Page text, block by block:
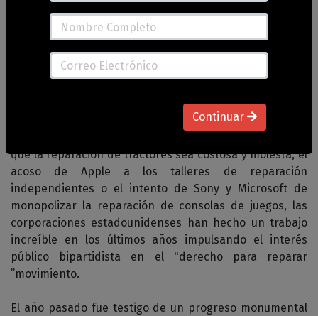
Catorce estados están explorando la legislación del
que la reparación de tractores sea costosa y molesta, el
acoso de Apple a los talleres de reparación
independientes o el intento de Sony y Microsoft de
monopolizar la reparación de consolas de juegos, las
corporaciones estadounidenses han hecho un trabajo
increíble en los últimos años impulsando el interés
público bipartidista en el "derecho para reparar
”movimiento.
El año pasado fue testigo de un progreso monumental
Continuar